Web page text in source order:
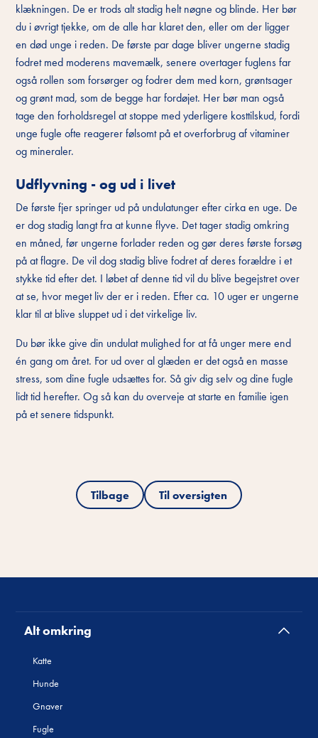
klækningen. De er trods alt stadig helt nøgne og blinde. Her bør
du i øvrigt tjekke, om de alle har klaret den, eller om der ligger
en død unge i reden. De første par dage bliver ungerne stadig
fodret med moderens mavemælk, senere overtager fuglens far
også rollen som forsørger og fodrer dem med korn, grøntsager
og grønt mad, som de begge har fordøjet. Her bør man også
tage den forholdsregel at stoppe med yderligere kosttilskud, fordi
unge fugle ofte reagerer følsomt på et overforbrug af vitaminer
og mineraler.
Udflyvning - og ud i livet
De første fjer springer ud på undulatunger efter cirka en uge. De
er dog stadig langt fra at kunne flyve. Det tager stadig omkring
en måned, før ungerne forlader reden og gør deres første forsøg
på at flagre. De vil dog stadig blive fodret af deres forældre i et
stykke tid efter det. I løbet af denne tid vil du blive begejstret over
at se, hvor meget liv der er i reden. Efter ca. 10 uger er ungerne
klar til at blive sluppet ud i det virkelige liv.
Du bør ikke give din undulat mulighed for at få unger mere end
én gang om året. For ud over al glæden er det også en masse
stress, som dine fugle udsættes for. Så giv dig selv og dine fugle
lidt tid herefter. Og så kan du overveje at starte en familie igen
på et senere tidspunkt.
Tilbage Til oversigten
Alt omkring
Katte
Hunde
Gnaver
Fugle